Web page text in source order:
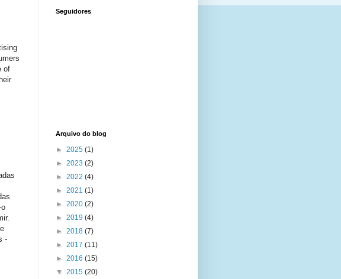
of
-
Seguidores
Arquivo do blog
► 2025 (1)
► 2023 (2)
► 2022 (4)
► 2021 (1)
► 2020 (2)
► 2019 (4)
► 2018 (7)
► 2017 (11)
► 2016 (15)
▼ 2015 (20)